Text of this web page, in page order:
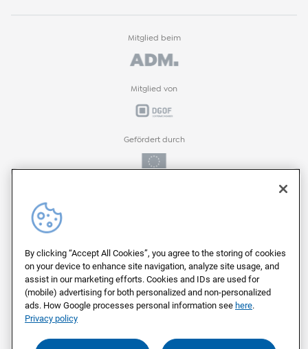
Mitglied beim
Mitglied von
Gefördert durch
Auf deutschen Servern von
Als Arbeitgeber ausgezeichnet von
By clicking “Accept All Cookies”, you agree to the storing of cookies
on your device to enhance site navigation, analyze site usage, and
assist in our marketing efforts. Cookies and IDs are used for
(mobile) advertising for both personalized and non-personalized
ads. How Google processes personal information see here.
Privacy policy